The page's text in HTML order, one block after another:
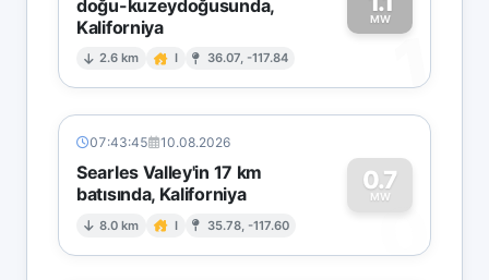
doğu-kuzeydoğusunda,
Kaliforniya
2.6 km I 36.07, -117.84
MW
1
07:43:45 10.08.2026
Searles Valley'in 17 km
batısında, Kaliforniya
8.0 km I 35.78, -117.60
0.7
MW
0